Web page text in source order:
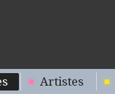
Artistes